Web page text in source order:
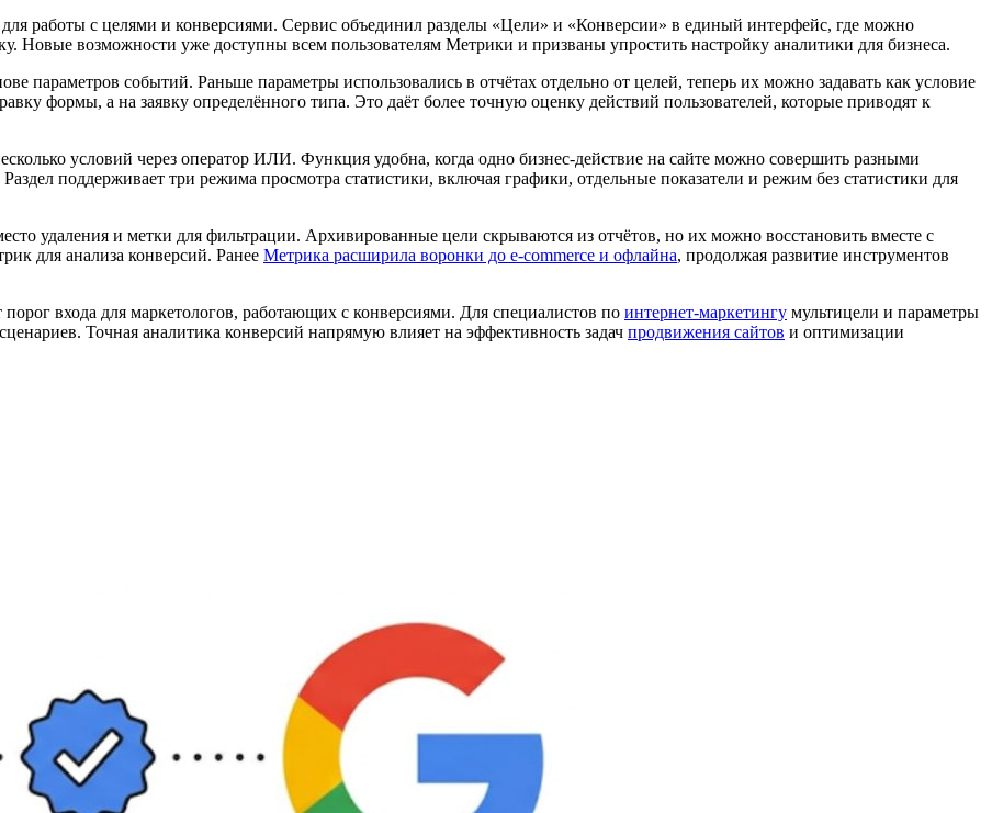
работы с целями и конверсиями. Сервис объединил разделы «Цели» и «Конверсии» в единый интерфейс, где можно
Новые возможности уже доступны всем пользователям Метрики и призваны упростить настройку аналитики для бизнеса.
параметров событий. Раньше параметры использовались в отчётах отдельно от целей, теперь их можно задавать как условие
формы, а на заявку определённого типа. Это даёт более точную оценку действий пользователей, которые приводят к
условий через оператор ИЛИ. Функция удобна, когда одно бизнес-действие на сайте можно совершить разными
поддерживает три режима просмотра статистики, включая графики, отдельные показатели и режим без статистики для
удаления и метки для фильтрации. Архивированные цели скрываются из отчётов, но их можно восстановить вместе с
для анализа конверсий. Ранее Метрика расширила воронки до e-commerce и офлайна, продолжая развитие инструментов
входа для маркетологов, работающих с конверсиями. Для специалистов по интернет-маркетингу мультицели и параметры
Точная аналитика конверсий напрямую влияет на эффективность задач продвижения сайтов и оптимизации